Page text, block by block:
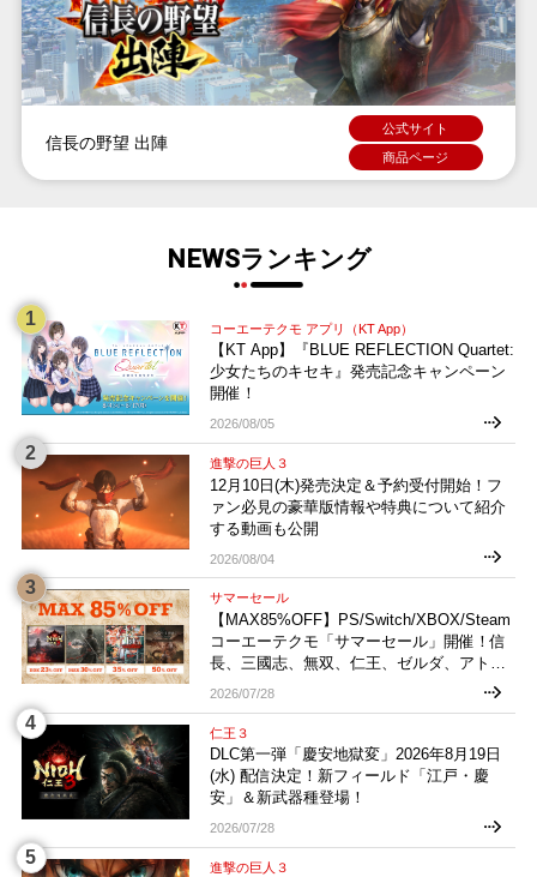
信長の野望 出陣
公式サイト
商品ページ
NEWSランキング
コーエーテクモ アプリ（KT App）
【KT App】『BLUE REFLECTION Quartet:
少女たちのキセキ』発売記念キャンペーン
開催！
2026/08/05
進撃の巨人３
12月10日(木)発売決定＆予約受付開始！フ
ァン必見の豪華版情報や特典について紹介
する動画も公開
2026/08/04
サマーセール
【MAX85%OFF】PS/Switch/XBOX/Steam
コーエーテクモ「サマーセール」開催！信
長、三國志、無双、仁王、ゼルダ、アトリ
エなどお買い得多数！
2026/07/28
仁王３
DLC第一弾「慶安地獄変」2026年8月19日
(水) 配信決定！新フィールド「江戸・慶
安」＆新武器種登場！
2026/07/28
進撃の巨人３